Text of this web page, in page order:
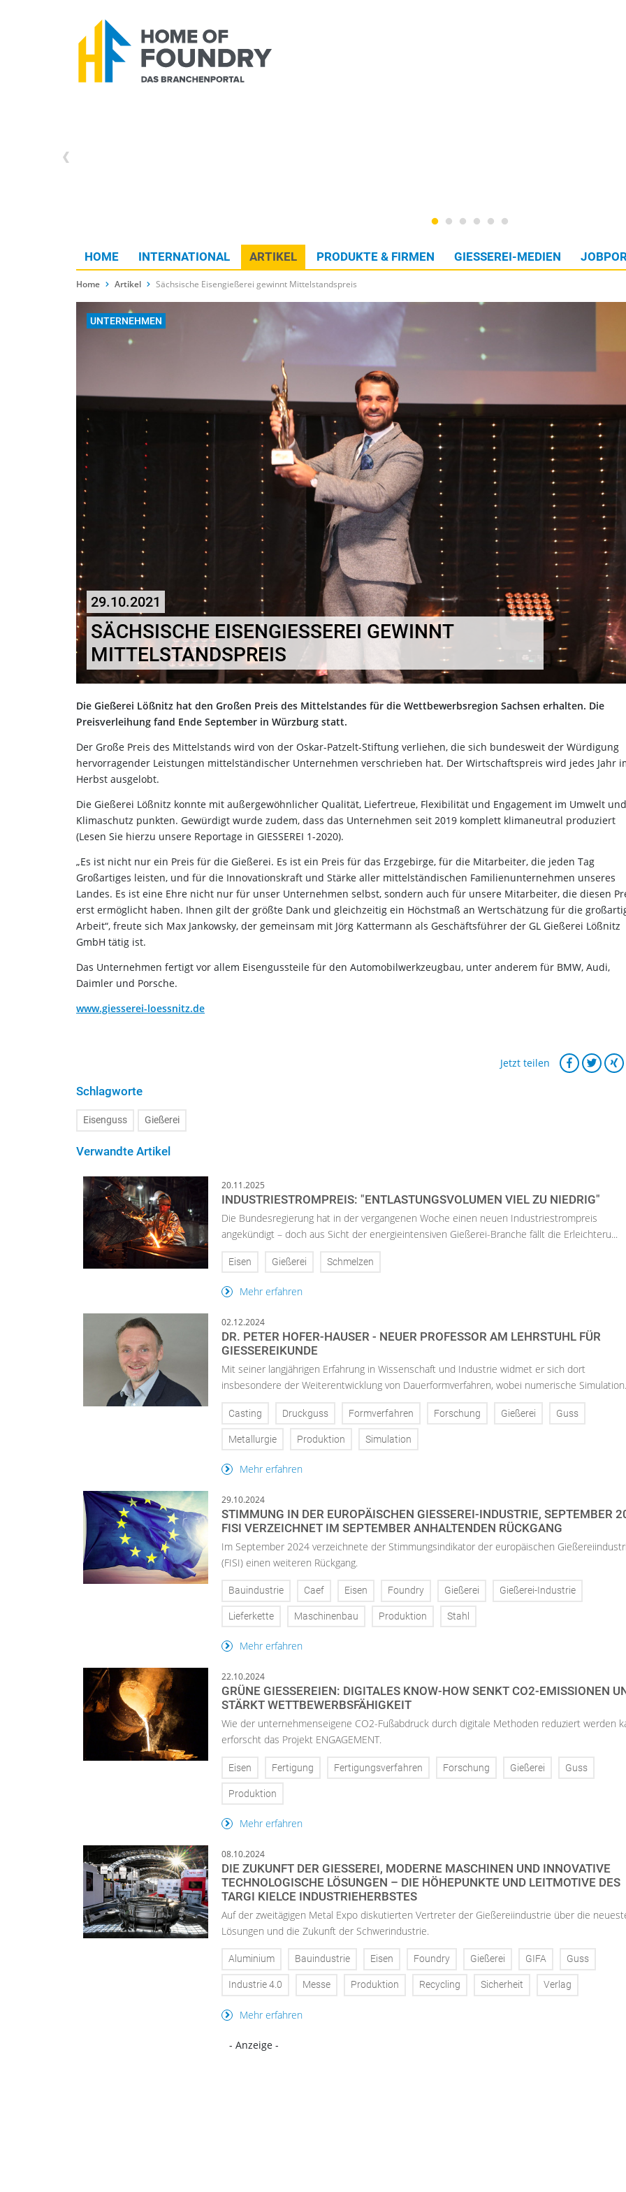
HOME INTERNATIONAL ARTIKEL PRODUKTE & FIRMEN GIESSEREI-MEDIEN
Home Artikel Sächsische Eisengießerei gewinnt Mittelstandspreis
UNTERNEHMEN
29.10.2021
SÄCHSISCHE EISENGIESSEREI GEWINNT M
ITTELSTANDSPREIS
Die Gießerei Lößnitz hat den Großen Preis des Mittelstandes für die Wettbewerbsregion Sachsen erhalten. Die
Preisverleihung fand Ende September in Würzburg statt.
Der Große Preis des Mittelstands wird von der Oskar-Patzelt-Stiftung verliehen, die sich bundesweit der Würdigung
hervorragender Leistungen mittelständischer Unternehmen verschrieben hat. Der Wirtschaftspreis wird jedes Jahr
Herbst ausgelobt.
Die Gießerei Lößnitz konnte mit außergewöhnlicher Qualität, Liefertreue, Flexibilität und Engagement im Umwelt und
Klimaschutz punkten. Gewürdigt wurde zudem, dass das Unternehmen seit 2019 komplett klimaneutral produziert
(Lesen Sie hierzu unsere Reportage in GIESSEREI 1-2020).
„Es ist nicht nur ein Preis für die Gießerei. Es ist ein Preis für das Erzgebirge, für die Mitarbeiter, die jeden Tag
Großartiges leisten, und für die Innovationskraft und Stärke aller mittelständischen Familienunternehmen unseres
Landes. Es ist eine Ehre nicht nur für unser Unternehmen selbst, sondern auch für unsere Mitarbeiter, die diesen
erst ermöglicht haben. Ihnen gilt der größte Dank und gleichzeitig ein Höchstmaß an Wertschätzung für die
Arbeit“, freute sich Max Jankowsky, der gemeinsam mit Jörg Kattermann als Geschäftsführer der GL Gießerei Lößnitz
GmbH tätig ist.
Das Unternehmen fertigt vor allem Eisengussteile für den Automobilwerkzeugbau, unter anderem für BMW, Audi,
Daimler und Porsche.
www.giesserei-loessnitz.de
Jetzt teilen
Schlagworte
Eisenguss Gießerei
Verwandte Artikel
20.11.2025
INDUSTRIESTROMPREIS: "ENTLASTUNGSVOLUMEN VIEL ZU NIEDRIG"
Die Bundesregierung hat in der vergangenen Woche einen neuen Industriestrompreis
angekündigt – doch aus Sicht der energieintensiven Gießerei-Branche fällt die Erleichteru...
Eisen Gießerei Schmelzen
Mehr erfahren
02.12.2024
DR. PETER HOFER-HAUSER - NEUER PROFESSOR AM LEHRSTUHL FÜR
GIESSEREIKUNDE
Mit seiner langjährigen Erfahrung in Wissenschaft und Industrie widmet er sich dort
insbesondere der Weiterentwicklung von Dauerformverfahren, wobei numerische
Casting Druckguss Formverfahren Forschung Gießerei Guss
Metallurgie Produktion Simulation
Mehr erfahren
29.10.2024
STIMMUNG IN DER EUROPÄISCHEN GIESSEREI-INDUSTRIE, SEPTEMBER
ISI VERZEICHNET IM SEPTEMBER ANHALTENDEN RÜCKGANG
Im September 2024 verzeichnete der Stimmungsindikator der europäischen
(FISI) einen weiteren Rückgang.
Bauindustrie Caef Eisen Foundry Gießerei Gießerei-Industrie
Lieferkette Maschinenbau Produktion Stahl
Mehr erfahren
22.10.2024
GRÜNE GIESSEREIEN: DIGITALES KNOW-HOW SENKT CO2-EMISSIONEN
TÄRKT WETTBEWERBSFÄHIGKEIT
Wie der unternehmenseigene CO2-Fußabdruck durch digitale Methoden reduziert werden
erforscht das Projekt ENGAGEMENT.
Eisen Fertigung Fertigungsverfahren Forschung Gießerei Guss
Produktion
Mehr erfahren
08.10.2024
DIE ZUKUNFT DER GIESSEREI, MODERNE MASCHINEN UND INNOVATIVE T
ECHNOLOGISCHE LÖSUNGEN – DIE HÖHEPUNKTE UND LEITMOTIVE DES T
ARGI KIELCE INDUSTRIEHERBSTES
Auf der zweitägigen Metal Expo diskutierten Vertreter der Gießereiindustrie über die
Lösungen und die Zukunft der Schwerindustrie.
Aluminium Bauindustrie Eisen Foundry Gießerei GIFA Guss
Industrie 4.0 Messe Produktion Recycling Sicherheit Verlag
Mehr erfahren
- Anzeige -